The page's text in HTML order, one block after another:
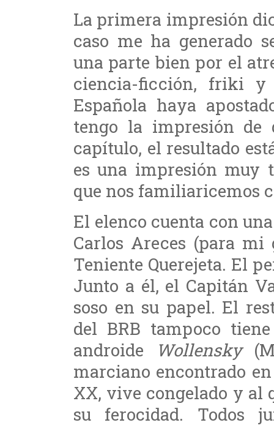
La primera impresión
caso me ha generado
una parte bien por el
ciencia-ficción, friki y
Española haya
tengo la impresión de
capítulo, el resultado
es una impresión muy
que nos familiaricemos
El elenco cuenta con
Carlos Areces (para
Teniente Querejeta. El
Junto a él, el Capitán
soso en su papel. El
del BRB tampoco
androide
Wollensky
marciano encontrado
XX, vive congelado y al
su ferocidad. Todos